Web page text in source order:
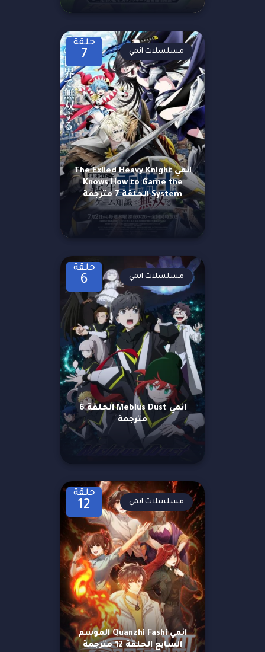
حلقة
7
انمي The Exiled Heavy Knight
Knows How to Game the
System الحلقة 7 مترجمة
مسلسلات انمي
حلقة
6
انمي Mebius Dust الحلقة 6
مترجمة
مسلسلات انمي
حلقة
12
انمي Quanzhi Fashi الموسم
السابع الحلقة 12 مترجمة
مسلسلات انمي